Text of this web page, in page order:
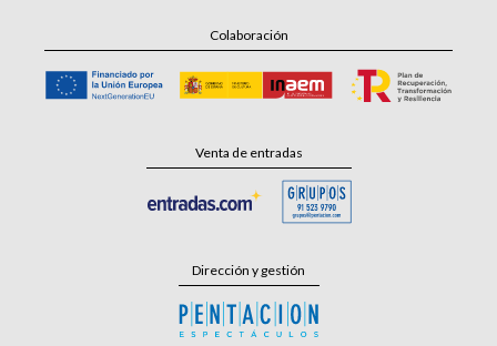
Colaboración
Venta de entradas
Dirección y gestión